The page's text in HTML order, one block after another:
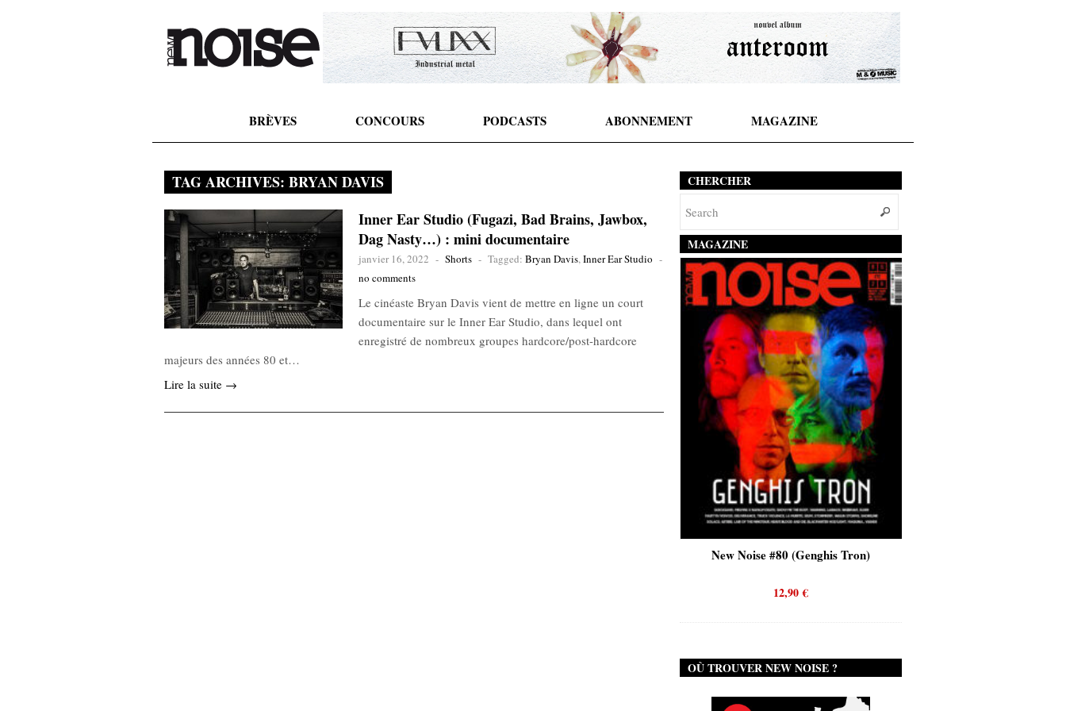
BRÈVES CONCOURS PODCASTS ABONNEMENT MAGAZINE
TAG ARCHIVES: BRYAN DAVIS
Inner Ear Studio (Fugazi, Bad Brains, Jawbox,
Dag Nasty…) : mini documentaire
janvier 16, 2022 - Shorts - Tagged: Bryan Davis,Inner Ear Studio -
no comments
Le cinéaste Bryan Davis vient de mettre en ligne un court
documentaire sur le Inner Ear Studio, dans lequel ont
enregistré de nombreux groupes hardcore/post-hardcore
majeurs des années 80 et…
Lire la suite →
CHERCHER
MAGAZINE
New Noise #80 (Genghis Tron)
12,90€
OÙ TROUVER NEW NOISE ?